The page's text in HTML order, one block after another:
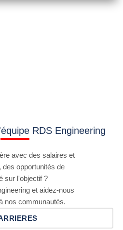
RDS Engineering
avec des salaires et
opportunités de
sur l'objectif ?
et aidez-nous
nos communautés.